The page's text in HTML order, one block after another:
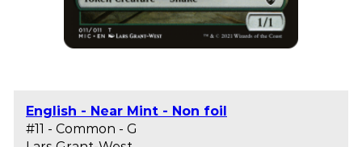
English - Near Mint - Non foil
#11 - Common - G